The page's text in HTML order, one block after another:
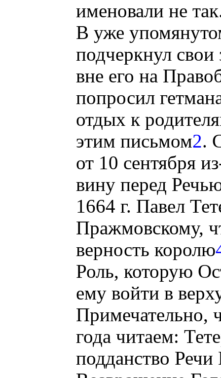
именовали не
В уже
подчеркнул свои
вне его на
попросил
отдых к
этим письмом2.
от 10 сентября
вину перед
1664 г. Павел
Пражмовскому,
верность королю
Роль, которую
ему войти в
Примечательно,
года читаем:
подданство